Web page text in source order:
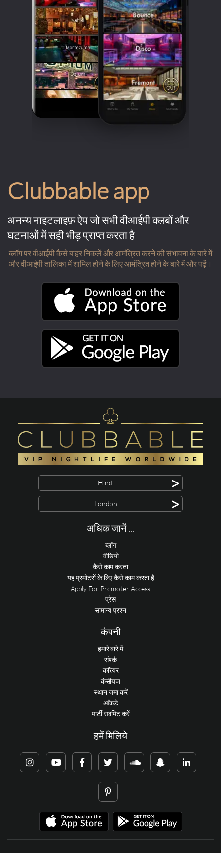
Clubbable app
अनन्य नाइटलाइफ़ ऐप जो सभी वीआईपी क्लबों और
घटनाओं में सही भीड़ प्राप्त करता है
ब्लॉग पर वीआईपी कैसे बाहर निकलें और आमंत्रित करने की संभावना के बारे में
और वीआईपी तालिका में शामिल होने के लिए आमंत्रित होने के बारे में और पढ़ें।
Hindi >
London >
अधिक जानें ...
ब्लॉग
वीडियो
कैसे काम करता
यह प्रमोटरों के लिए कैसे काम करता है
Apply For Promoter Access
प्रेस
सामान्य प्रश्न
कंपनी
हमारे बारे में
संपर्क
करियर
कंसीयज
स्थान जमा करें
आँकड़े
पार्टी सबमिट करें
हमें मिलिये